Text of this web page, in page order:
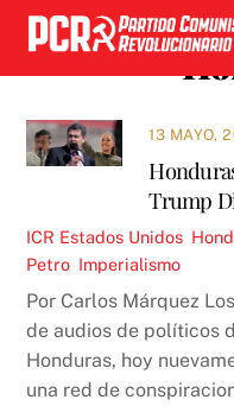
Skip
content
13 MAYO,
Trump
ICR Estados Unidos
Petro Imperialismo
Por Carlos Márquez
de audios de políticos
Honduras, hoy
una red de